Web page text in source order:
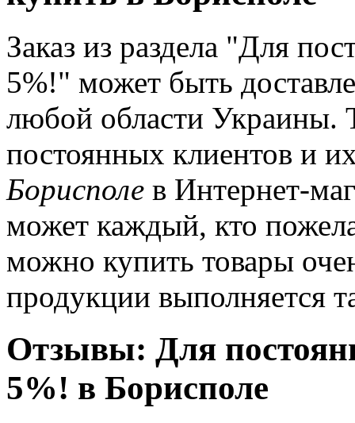
Заказ из раздела "Для
5%!" может быть
любой области Украины.
постоянных клиентов и
Борисполе в Интернет-
может каждый, кто
можно купить товары
продукции выполняется
Отзывы: Для
5%! в Борисполе